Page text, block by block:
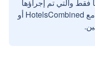
فقط والتي تم إجراؤها
بواسطة مستخدمين حقيقيين مع HotelsCombined أو